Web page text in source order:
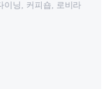
이닝, 커피숍, 로비라